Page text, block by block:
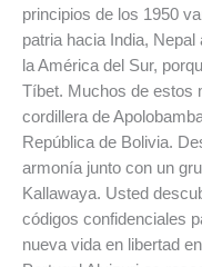
principios de los 1950
patria hacia India,
la América del Sur,
Tíbet. Muchos de estos
cordillera de
República de Bolivia.
armonía junto con un
Kallawaya. Usted
códigos confidenciales
nueva vida en libertad